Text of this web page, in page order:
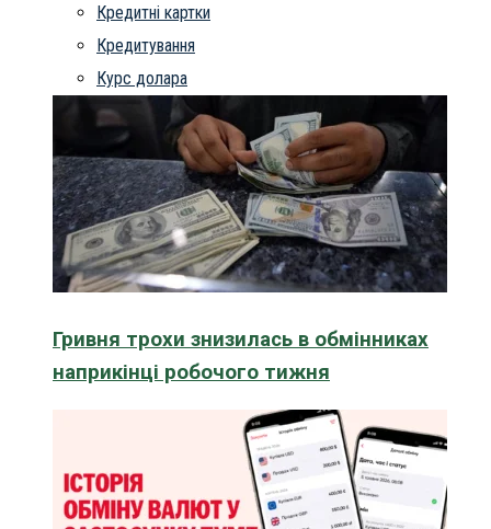
Кредитні картки
Кредитування
Курс долара
Гривня трохи знизилась в обмінниках
наприкінці робочого тижня